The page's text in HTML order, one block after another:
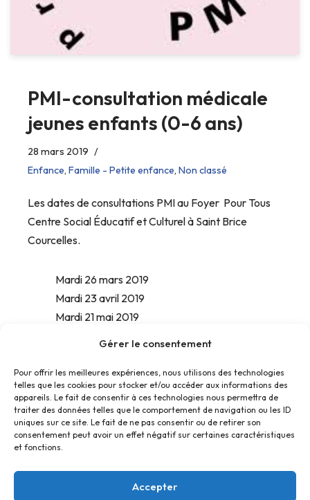
Gérer le consentement
Pour offrir les meilleures expériences, nous utilisons des technologies
telles que les cookies pour stocker et/ou accéder aux informations des
appareils. Le fait de consentir à ces technologies nous permettra de
traiter des données telles que le comportement de navigation ou les ID
uniques sur ce site. Le fait de ne pas consentir ou de retirer son
consentement peut avoir un effet négatif sur certaines caractéristiques
et fonctions.
Accepter
PMI-consultation médicale
jeunes enfants (0-6 ans)
28 mars 2019
Enfance, Famille - Petite enfance, Non classé
Les dates de consultations PMI au Foyer Pour Tous
Centre Social Éducatif et Culturel à Saint Brice
Courcelles.
Mardi 26 mars 2019
Mardi 23 avril 2019
Mardi 21 mai 2019